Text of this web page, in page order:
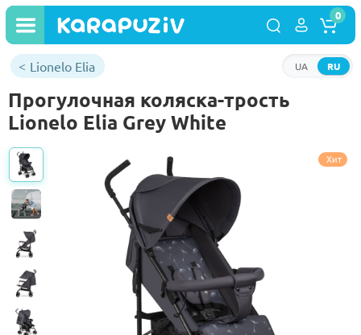
RU
UA
0
Lionelo Elia
Прогулочная коляска-трость
Lionelo Elia Grey White
Хит